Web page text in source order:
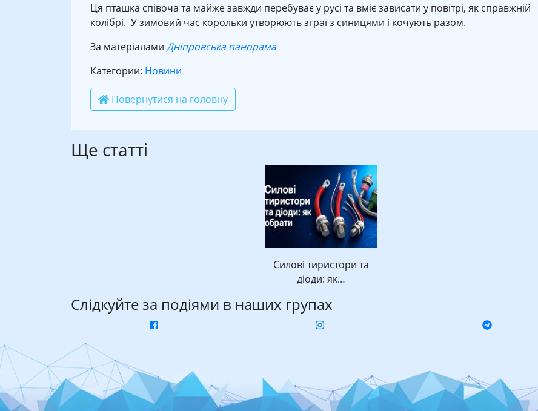
Ця пташка співоча та майже завжди перебуває у русі та вміє зависати у повітрі, як справжній
колібрі. У зимовий час корольки утворюють зграї з синицями і кочують разом.
За матеріалами Дніпровська панорама
Категории: Новини
Повернутися на головну
Ще статті
Силові тиристори та
діоди: як…
Слідкуйте за подіями в наших групах